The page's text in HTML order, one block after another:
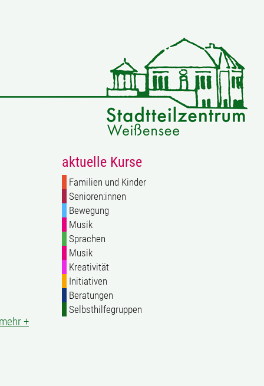
mehr +
aktuelle Kurse
Familien und Kinder
Senioren:innen
Bewegung
Musik
Sprachen
Musik
Kreativität
Initiativen
Beratungen
Selbsthilfegruppen